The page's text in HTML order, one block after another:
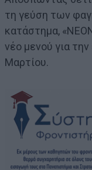
τη γεύση των
κατάστημα,
νέο μενού για
Μαρτίου.